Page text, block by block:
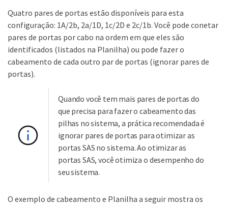
Quatro pares de portas estão disponíveis para esta
configuração: 1A/2b, 2a/1D, 1c/2D e 2c/1b. Você pode conetar
pares de portas por cabo na ordem em que eles são
identificados (listados na Planilha) ou pode fazer o
cabeamento de cada outro par de portas (ignorar pares de
portas).
Quando você tem mais pares de portas do
que precisa para fazer o cabeamento das
pilhas no sistema, a prática recomendada é
ignorar pares de portas para otimizar as
portas SAS no sistema. Ao otimizar as
portas SAS, você otimiza o desempenho do
seu sistema.
O exemplo de cabeamento e Planilha a seguir mostra os